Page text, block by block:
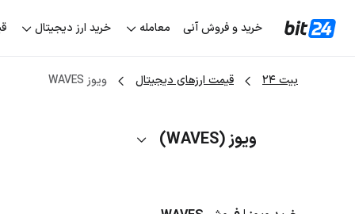
خرید و فروش آنی معامله خرید ارز دیجیتال
بیت ۲۴ قیمت ارزهای دیجیتال ویوز WAVES
ویوز (WAVES)